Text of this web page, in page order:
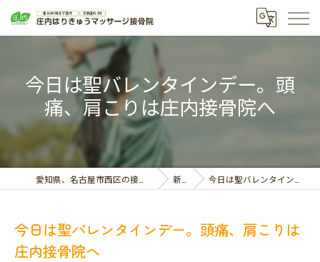
今日は聖バレンタインデー。頭
痛、肩こりは庄内接骨院へ
愛知県、名古屋市西区の接骨院なら庄内はりきゅうマッサージ接骨院 新着情報 今日は聖バレンタインデー。頭痛、肩こりは庄内接骨院へ
今日は聖バレンタインデー。頭痛、肩こりは
庄内接骨院へ